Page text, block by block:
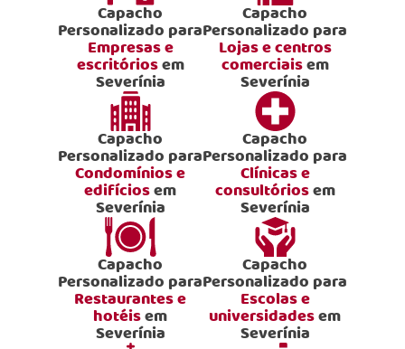
Capacho
Personalizado para
Empresas e
escritóriosem
Severínia
Capacho
Personalizado para
Lojas e centros
comerciaisem
Severínia
Capacho
Personalizado para
Condomínios e
edifíciosem
Severínia
Capacho
Personalizado para
Clínicas e
consultóriosem
Severínia
Capacho
Personalizado para
Restaurantes e
hotéisem
Severínia
Capacho
Personalizado para
Escolas e
universidadesem
Severínia